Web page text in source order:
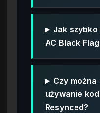
Jak szybko
AC Black
Czy można
używanie
Resynced?